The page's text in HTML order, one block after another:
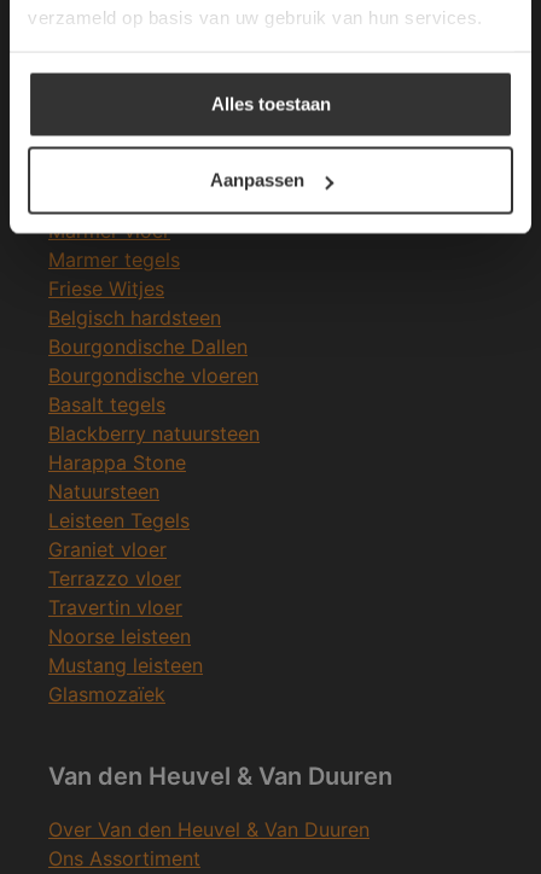
verzameld op basis van uw gebruik van hun services.
Alles toestaan
Aanpassen
Natuursteen vloeren
Leisteen vloer
Marmer vloer
Marmer tegels
Friese Witjes
Belgisch hardsteen
Bourgondische Dallen
Bourgondische vloeren
Basalt tegels
Blackberry natuursteen
Harappa Stone
Natuursteen
Leisteen Tegels
Graniet vloer
Terrazzo vloer
Travertin vloer
Noorse leisteen
Mustang leisteen
Glasmozaïek
Van den Heuvel & Van Duuren
Over Van den Heuvel & Van Duuren
Ons Assortiment
ALLES ACCEPTEREN
ALLES AFWIJZEN
DETAILS WEERGEVEN